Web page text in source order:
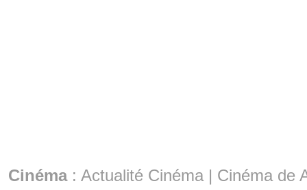
Cinéma: Actualité Cinéma | Cinéma de